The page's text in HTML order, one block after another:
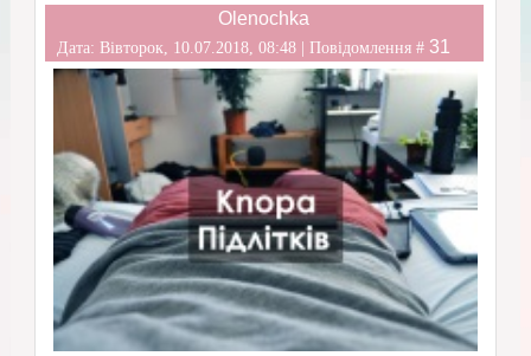
Olenochka
Дата: Вівторок, 10.07.2018, 08:48 | Повідомлення # 31